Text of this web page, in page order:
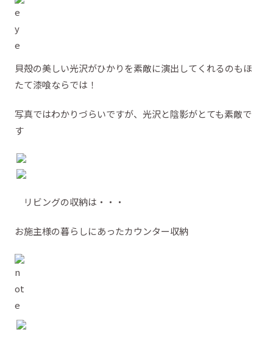
貝殻の美しい光沢がひかりを素敵に演出してくれるのもほ
たて漆喰ならでは！
写真ではわかりづらいですが、光沢と陰影がとても素敵で
す
リビングの収納は・・・
お施主様の暮らしにあったカウンター収納